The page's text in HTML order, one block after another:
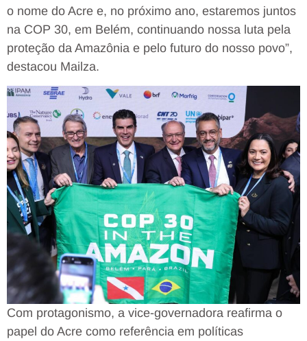
o nome do Acre e, no próximo ano, estaremos juntos
na COP 30, em Belém, continuando nossa luta pela
proteção da Amazônia e pelo futuro do nosso povo”,
destacou Mailza.
Com protagonismo, a vice-governadora reafirma o
papel do Acre como referência em políticas